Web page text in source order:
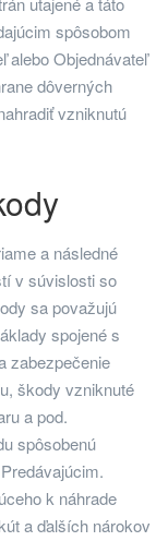
spôsobom
alebo Objednávateľ
dôverných
vzniknutú
a následné
v súvislosti so
sa považujú
spojené s
zabezpečenie
škody vzniknuté
a pod.
spôsobenú
k náhrade
a ďalších nárokov